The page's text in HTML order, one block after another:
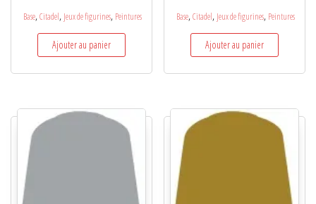
Base,Citadel, Jeux de figurines, Peintures
Ajouter au panier
Base,Citadel, Jeux de figurines, Peintures
Ajouter au panier